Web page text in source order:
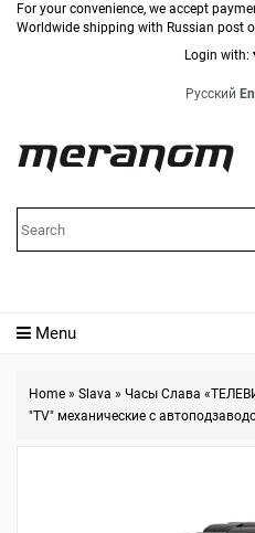
For your convenience, we accept
Worldwide shipping with Russian post
Login with:
Русский
Menu
Home » Slava » Часы Слава
"TV" механические с